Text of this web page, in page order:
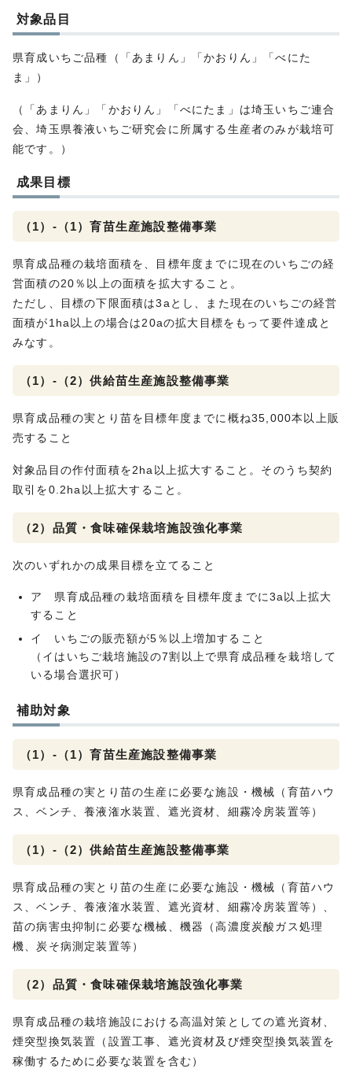
対象品目
県育成いちご品種（「あまりん」「かおりん」「べにた
ま」）
（「あまりん」「かおりん」「べにたま」は埼玉いちご連合
会、埼玉県養液いちご研究会に所属する生産者のみが栽培可
能です。）
成果目標
（1）-（1）育苗生産施設整備事業
県育成品種の栽培面積を、目標年度までに現在のいちごの経
営面積の20％以上の面積を拡大すること。
ただし、目標の下限面積は3aとし、また現在のいちごの経営
面積が1ha以上の場合は20aの拡大目標をもって要件達成と
みなす。
（1）-（2）供給苗生産施設整備事業
県育成品種の実とり苗を目標年度までに概ね35,000本以上販
売すること
対象品目の作付面積を2ha以上拡大すること。そのうち契約
取引を0.2ha以上拡大すること。
（2）品質・食味確保栽培施設強化事業
次のいずれかの成果目標を立てること
ア 県育成品種の栽培面積を目標年度までに3a以上拡大
すること
イ いちごの販売額が5％以上増加すること
（イはいちご栽培施設の7割以上で県育成品種を栽培して
いる場合選択可）
補助対象
（1）-（1）育苗生産施設整備事業
県育成品種の実とり苗の生産に必要な施設・機械（育苗ハウ
ス、ベンチ、養液潅水装置、遮光資材、細霧冷房装置等）
（1）-（2）供給苗生産施設整備事業
県育成品種の実とり苗の生産に必要な施設・機械（育苗ハウ
ス、ベンチ、養液潅水装置、遮光資材、細霧冷房装置等）、
苗の病害虫抑制に必要な機械、機器（高濃度炭酸ガス処理
機、炭そ病測定装置等）
（2）品質・食味確保栽培施設強化事業
県育成品種の栽培施設における高温対策としての遮光資材、
煙突型換気装置（設置工事、遮光資材及び煙突型換気装置を
稼働するために必要な装置を含む）